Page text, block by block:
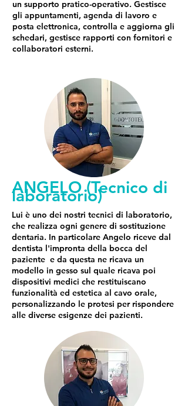
un supporto pratico-operativo. Gestisce
gli appuntamenti, agenda di lavoro e
posta elettronica, controlla e aggiorna gli
schedari, gestisce rapporti con fornitori e
collaboratori esterni.
ANGELO (Tecnico di
laboratorio)
Lui è uno dei nostri tecnici di laboratorio,
che realizza ogni genere di sostituzione
dentaria. In particolare Angelo riceve dal
dentista l'impronta della bocca del
paziente e da questa ne ricava un
modello in gesso sul quale ricava poi
dispositivi medici che restituiscano
funzionalità ed estetica al cavo orale,
personalizzando le protesi per rispondere
alle diverse esigenze dei pazienti.